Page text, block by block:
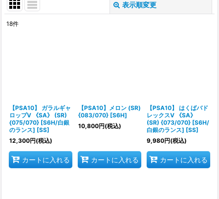
表示順変更
絞り込む
18件
【PSA10】 ガラルギャ
ロップV 《SA》 (SR)
{075/070} [S6H/白銀
のランス] [SS]
12,300円(税込)
カートに入れる
【PSA10】メロン (SR)
{083/070} [S6H]
10,800円(税込)
カートに入れる
【PSA10】 はくばバド
レックスV 《SA》
(SR) {073/070} [S6H/
白銀のランス] [SS]
9,980円(税込)
カートに入れる